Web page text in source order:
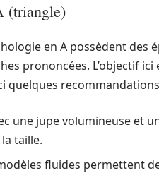
(triangle)
en A possèdent des
prononcées. L’objectif
quelques
une jupe volumineuse et
taille.
fluides permettent